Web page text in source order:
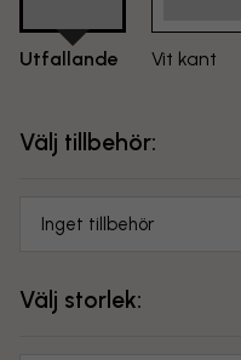
Utfallande Vit kant
Välj tillbehör:
Inget tillbehör
Välj storlek: